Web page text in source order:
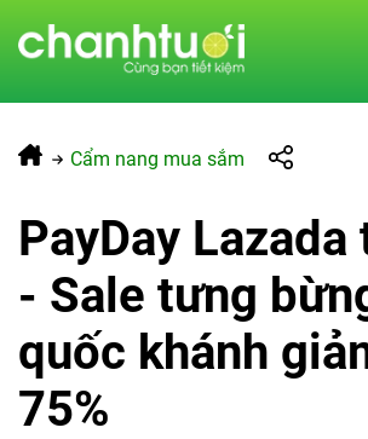
Cẩm nang mua sắm
PayDay Lazada
- Sale tưng
quốc khánh
75%